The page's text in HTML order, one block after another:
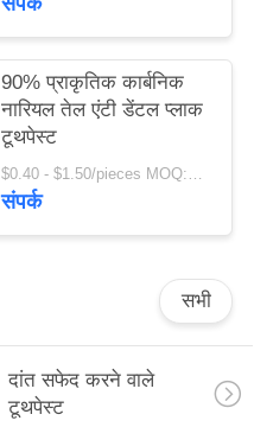
90% प्राकृतिक कार्बनिक
नारियल तेल एंटी डेंटल प्लाक
टूथपेस्ट
$0.40 - $1.50/pieces MOQ:240 टुकड़े
संपर्क
सभी
दांत सफेद करने वाले
टूथपेस्ट